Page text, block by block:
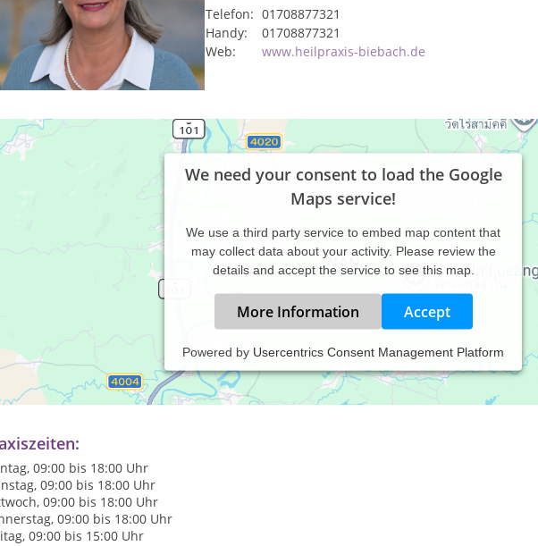
Telefon: 01708877321
Handy:
01708877321
Web:
www.heilpraxis-biebach.de
We need your consent to load the Google
Maps service!
We use a third party service to embed map content that
may collect data about your activity. Please review the
details and accept the service to see this map.
More Information Accept
Powered by Usercentrics Consent Management Platform
Homöopathin mit langjähriger Erfahrung
Babys und Kinder
09:00 bis 18:00 Uhr
09:00 bis 18:00 Uhr
09:00 bis 18:00 Uhr
09:00 bis 18:00 Uhr
09:00 bis 15:00 Uhr